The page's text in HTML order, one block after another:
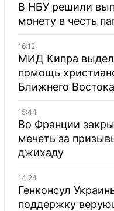
В НБУ решили
монету в честь
16:12
МИД Кипра
помощь
Ближнего Востока
15:44
Во Франции
мечеть за
джихаду
14:24
Генконсул
поддержку